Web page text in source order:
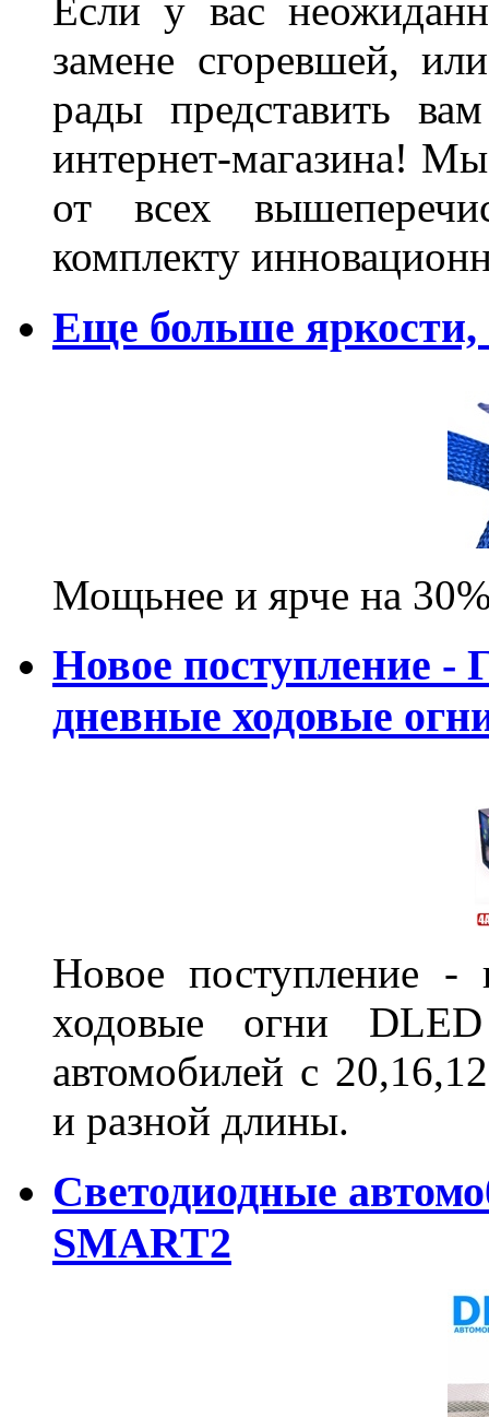
Если у вас
замене сгоревшей,
рады представить
интернет-магазина!
от всех
комплекту
Еще больше
Мощьнее и ярче на
Новое поступление -
дневные ходовые
Новое поступление -
ходовые огни
автомобилей с
и разной длины.
Светодиодные
SMART2